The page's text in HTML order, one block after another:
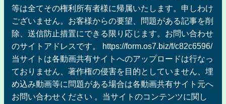
等は全てその権利所有者様に帰属いたします。申しわけ
ございません。お客様からの要望、問題がある記事を削
除、送信防止措置にできる限り応じます。お問い合わせ
のサイトアドレスです。 https://form.os7.biz/f/c82c6596/
当サイトは各動画共有サイトへのアップロードは行なっ
ておりません、著作権の侵害を目的としていません、埋
め込み動画等に問題がある場合は各動画共有サイト元へ
お問い合わせください 。当サイトのコンテンツに関し